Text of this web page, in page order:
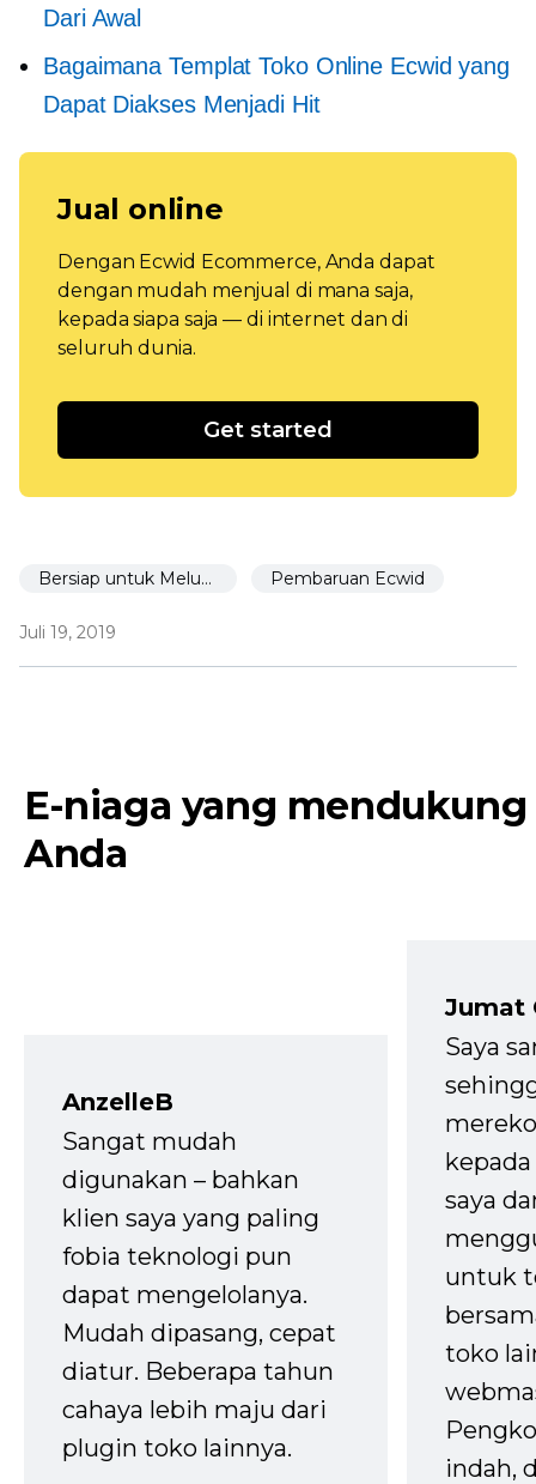
Dari Awal
Bagaimana Templat Toko Online Ecwid yang
Dapat Diakses Menjadi Hit
Jual online
Dengan Ecwid Ecommerce, Anda dapat
dengan mudah menjual di mana saja,
kepada siapa saja — di internet dan di
seluruh dunia.
Get started
Bersiap untuk Meluncurkan Pembaruan Ecwid
Juli 19, 2019
E-niaga yang mendukung
Anda
AnzelleB
Sangat mudah
digunakan – bahkan
klien saya yang paling
fobia teknologi pun
dapat mengelolanya.
Mudah dipasang, cepat
diatur. Beberapa tahun
cahaya lebih maju dari
plugin toko lainnya.
Jumat
Saya
saya
untuk
toko
indah,